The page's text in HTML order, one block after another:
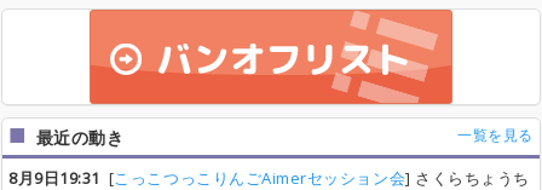
最近の動き 一覧を見る
8月9日19:31 [こっこつっこりんごAimerセッション会] さくらちょうち